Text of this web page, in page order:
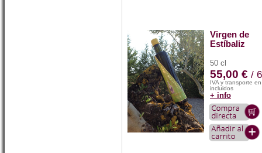
Virgen de
Estíbaliz
50 cl
55,00 € /
IVA y transporte
incluidos
+ info